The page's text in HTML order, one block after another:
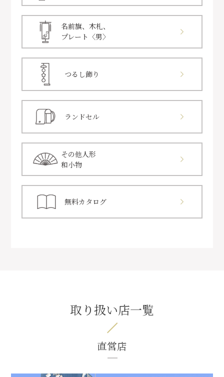
名前旗、木札、
プレート〈男〉
つるし飾り
ランドセル
その他人形
和小物
無料カタログ
取り扱い店一覧
直営店